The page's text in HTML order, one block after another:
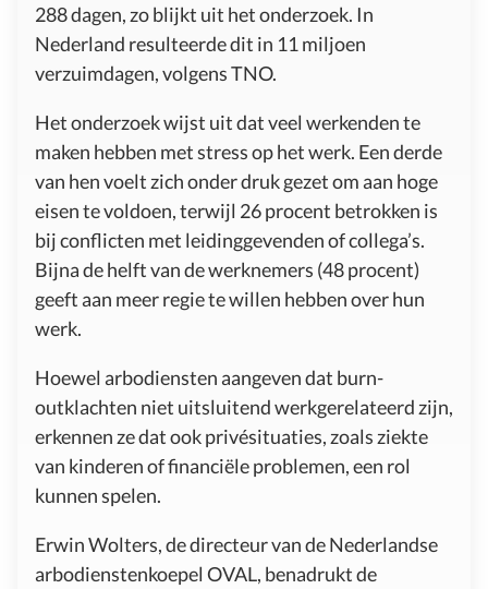
288 dagen, zo blijkt uit het onderzoek. In
Nederland resulteerde dit in 11 miljoen
verzuimdagen, volgens TNO.
Het onderzoek wijst uit dat veel werkenden te
maken hebben met stress op het werk. Een derde
van hen voelt zich onder druk gezet om aan hoge
eisen te voldoen, terwijl 26 procent betrokken is
bij conflicten met leidinggevenden of collega’s.
Bijna de helft van de werknemers (48 procent)
geeft aan meer regie te willen hebben over hun
werk.
Hoewel arbodiensten aangeven dat burn-
outklachten niet uitsluitend werkgerelateerd zijn,
erkennen ze dat ook privésituaties, zoals ziekte
van kinderen of financiële problemen, een rol
kunnen spelen.
Erwin Wolters, de directeur van de Nederlandse
arbodienstenkoepel OVAL, benadrukt de